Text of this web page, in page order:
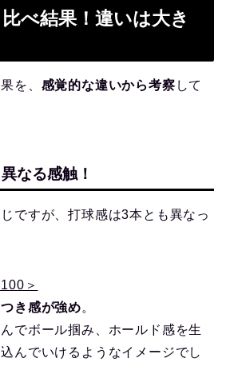
べ結果！違いは大き
を、 感覚的な違いから考察 して
なる感触！
ですが、打球感は3本とも異なっ
＞
き感が強め。
でボール掴み、ホールド感を生
んでいけるようなイメージでし